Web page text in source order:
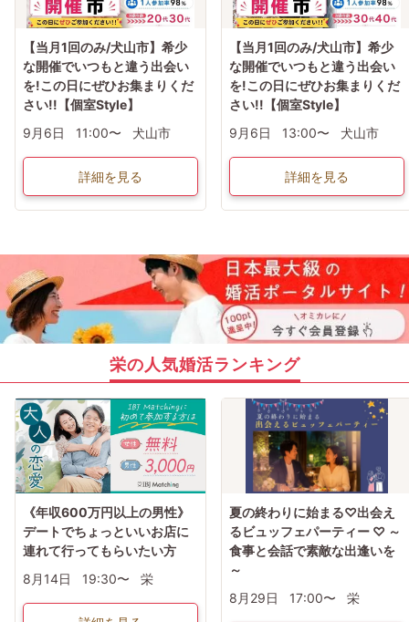
【当月1回のみ/犬山市】希少
な開催でいつもと違う出会い
を!この日にぜひお集まりくだ
さい!!【個室Style】
9月6日
11:00〜 犬山市
詳細を見る
【当月1回のみ/犬山市】希少
な開催でいつもと違う出会い
を!この日にぜひお集まりくだ
さい!!【個室Style】
9月6日
13:00〜 犬山市
詳細を見る
栄の人気婚活ランキング
《年収600万円以上の男性》
デートでちょっといいお店に
連れて行ってもらいたい方
8月14日
19:30〜 栄
夏の終わりに始まる♡出会え
るビュッフェパーティー ♡ ～
食事と会話で素敵な出逢いを
～
8月29日
17:00〜 栄